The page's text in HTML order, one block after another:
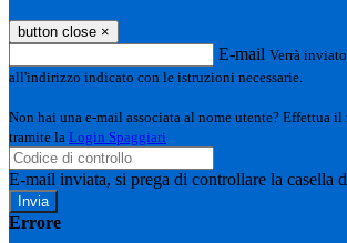
button close ×
E-mail Verrà
all'indirizzo indicato con le istruzioni necessarie.
Non hai una e-mail associata al nome utente? Effettua il
tramite la Login Spaggiari
E-mail inviata, si prega di controllare la casella
Errore